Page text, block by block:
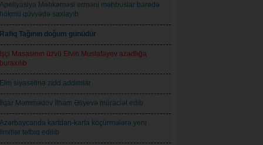
Apellyasiya Məhkəməsi erməni məhbuslar barədə
hökmü qüvvədə saxlayıb
Rafiq Tağının doğum günüdür
İşçi Masasının üzvü Elvin Mustafayev azadlığa
buraxılıb
Elm siyasətinə zidd addımlar
İlqar Məmmədov İlham Əliyevə müraciət edib
Azərbaycanda kartdan-karta köçürmələrə yeni
limitlər tətbiq edilib